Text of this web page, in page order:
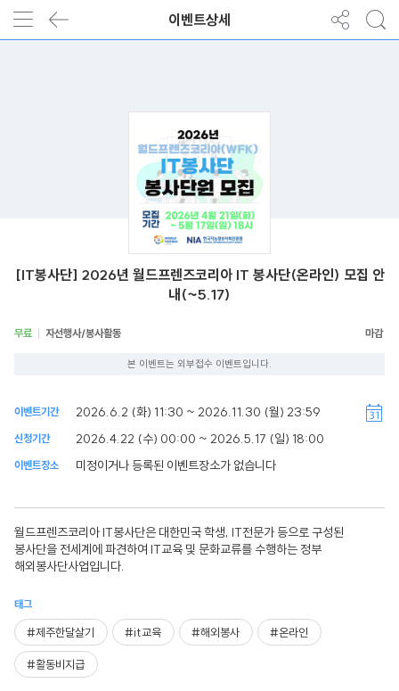
이벤트상세
[IT봉사단] 2026년 월드프렌즈코리아 IT 봉사단(온라인) 모집 안
내(~5.17)
무료 자선행사/봉사활동
본 이벤트는 외부접수 이벤트입니다.
이벤트기간 2026.6.2 (화) 11:30 ~ 2026.11.30 (월) 23:59
신청기간 2026.4.22 (수) 00:00 ~ 2026.5.17 (일) 18:00
이벤트장소 미정이거나 등록된 이벤트장소가 없습니다
월드프렌즈코리아 IT봉사단은 대한민국 학생, IT전문가 등으로 구성된
봉사단을 전세계에 파견하여 IT교육 및 문화교류를 수행하는 정부
해외봉사단사업입니다.
태그
#제주한달살기 #it교육 #해외봉사 #온라인
#활동비지급